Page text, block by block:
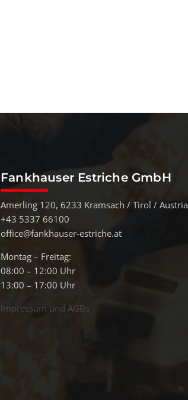
Fankhauser Estriche GmbH
Amerling 120, 6233 Kramsach / Tirol / Austria
+43 5337 66100
office@fankhauser-estriche.at
Montag – Freitag:
08:00 – 12:00 Uhr
13:00 – 17:00 Uhr
Impressum und AGBs